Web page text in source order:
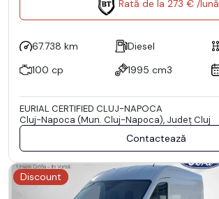
Rată de la 273 € /lună
67.738 km Diesel
100 cp
1995 cm3
EURIAL CERTIFIED CLUJ-NAPOCA
Cluj-Napoca (Mun. Cluj-Napoca), Județ Cluj
Contactează
Discount